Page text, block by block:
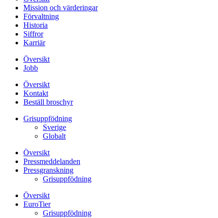
Mission och värderingar
Förvaltning
Historia
Siffror
Karriär
Översikt
Jobb
Översikt
Kontakt
Beställ broschyr
Grisuppfödning
Sverige
Globalt
Översikt
Pressmeddelanden
Pressgranskning
Grisuppfödning
Översikt
EuroTier
Grisuppfödning